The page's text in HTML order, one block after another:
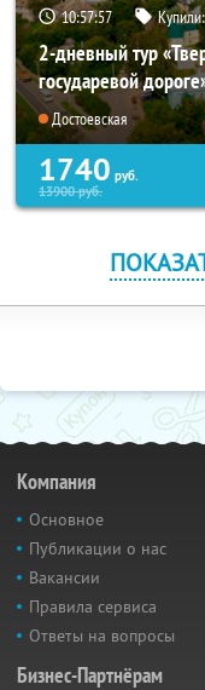
10:57:56
2-дневный тур
государевой
Достоевская
1740 руб.
13900руб.
Компания
Основное
Публикации о нас
Вакансии
Правила сервиса
Ответы на вопросы
Бизнес-Партнёрам